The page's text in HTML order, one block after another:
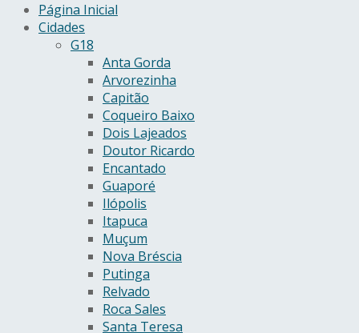
Página Inicial
Cidades
G18
Anta Gorda
Arvorezinha
Capitão
Coqueiro Baixo
Dois Lajeados
Doutor Ricardo
Encantado
Guaporé
Ilópolis
Itapuca
Muçum
Nova Bréscia
Putinga
Relvado
Roca Sales
Santa Teresa